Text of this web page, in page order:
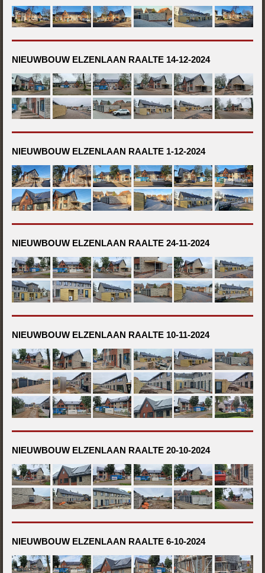
NIEUWBOUW ELZENLAAN RAALTE 14-12-2024
NIEUWBOUW ELZENLAAN RAALTE 1-12-2024
NIEUWBOUW ELZENLAAN RAALTE 24-11-2024
NIEUWBOUW ELZENLAAN RAALTE 10-11-2024
NIEUWBOUW ELZENLAAN RAALTE 20-10-2024
NIEUWBOUW ELZENLAAN RAALTE 6-10-2024